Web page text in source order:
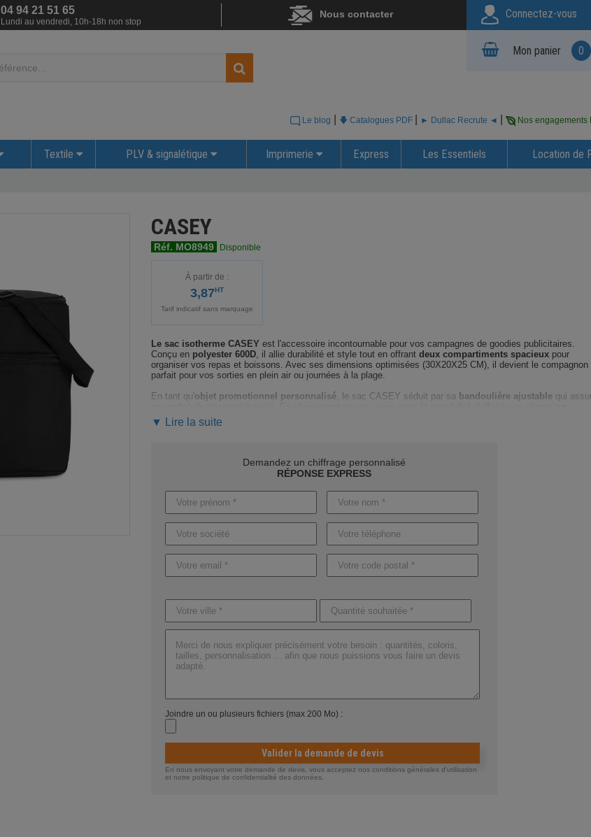
04 94 21 51 65
Lundi au vendredi, 10h-18h non stop
Nous contacter Connectez-vous
Mon panier 0
Le blog 🡇 Catalogues PDF ► Dullac Recrute ◄ Nos engagements
Textile PLV & signalétique Imprimerie Express Les Essentiels Location de
CASEY
Réf. MO8949 Disponible
À partir de :
3,87HT
Tarif indicatif sans marquage
Le sac isotherme CASEY est l'accessoire incontournable pour vos campagnes de goodies publicitaires.
Conçu en polyester 600D , il allie durabilité et style tout en offrant deux compartiments spacieux pour
organiser vos repas et boissons. Avec ses dimensions optimisées (30X20X25 CM), il devient le compagnon
parfait pour vos sorties en plein air ou journées à la plage.
En tant qu'objet promotionnel personnalisé , le sac CASEY séduit par sa bandoulière ajustable qui
produit fonctionnel et élégant
Faites sensation lors de vos événements d'entreprise en offrant ce sac isotherme comme
original. Demandezvotre devis rapide et personnalisé maintenantet découvrez comment ce produit
renforcer votre stratégie marketing.
Sachez queles délais de livraison peuvent varier: comptez 4 jours ouvrables pour des produits sans
marquage, et entre 8 à 12 jours pour ceux avec personnalisation. Pour vos besoins urgents, une production
express est possible sur demande.
Caractéristiques du produit :
Référence : MO8949
Dimensions : 30X20X25CM
▼ Lire la suite
Demandez un chiffrage personnalisé
RÉPONSE EXPRESS
Joindre un ou plusieurs fichiers (max 200 Mo) :
Valider la demande de devis
En nous envoyant votre demande de devis, vous acceptez nos conditions générales d'utilisation
et notre politique de confidentialité des données.